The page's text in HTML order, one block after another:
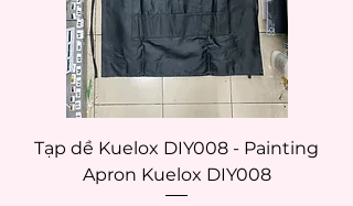
Tạp dề Kuelox DIY008 - Painting
Apron Kuelox DIY008